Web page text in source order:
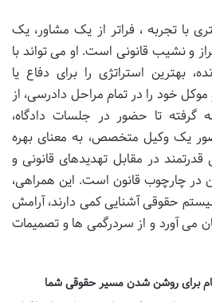
با تجربه ، فراتر از یک مشاور، یک
و نشیب قانونی است. او می تواند با
بهترین استراتژی را برای دفاع یا
خود را در تمام مراحل دادرسی، از
گرفته تا حضور در جلسات دادگاه،
یک وکیل متخصص، به معنای بهره
در مقابل تهدیدهای قانونی و
در چارچوب قانون است. این همراهی،
حقوقی آشنایی کمی دارند، آرامش
می آورد و از سردرگمی ها و تصمیمات
برای روشن شدن مسیر حقوقی شما